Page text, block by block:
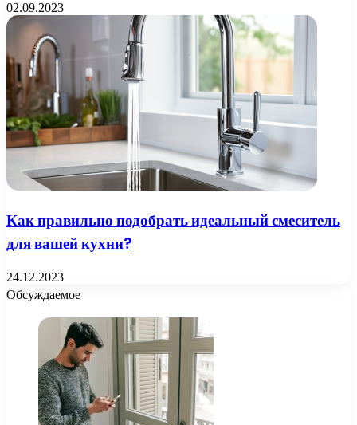
02.09.2023
Как правильно подобрать идеальный смеситель
для вашей кухни?
24.12.2023
Обсуждаемое